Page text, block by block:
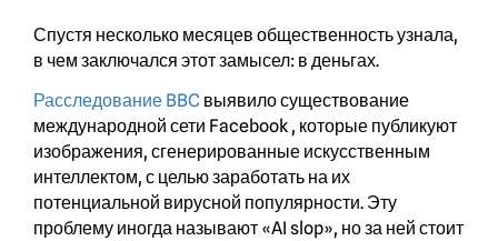
Спустя несколько месяцев общественность узнала,
в чем заключался этот замысел: в деньгах.
Расследование BBC выявило существование
международной сети Facebook , которые публикуют
изображения, сгенерированные искусственным
интеллектом, с целью заработать на их
потенциальной вирусной популярности. Эту
проблему иногда называют «AI slop», но за ней стоит